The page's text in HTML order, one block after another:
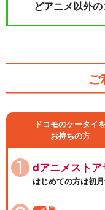
どアニメ以外
ご
ドコモのケータイ
お持ちの方
dアニメスト
はじめての方は初